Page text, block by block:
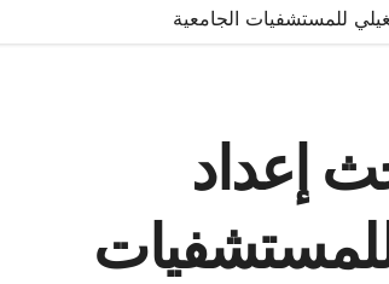
للمستشفيات الجامعية
إعداد
للمستشفيات